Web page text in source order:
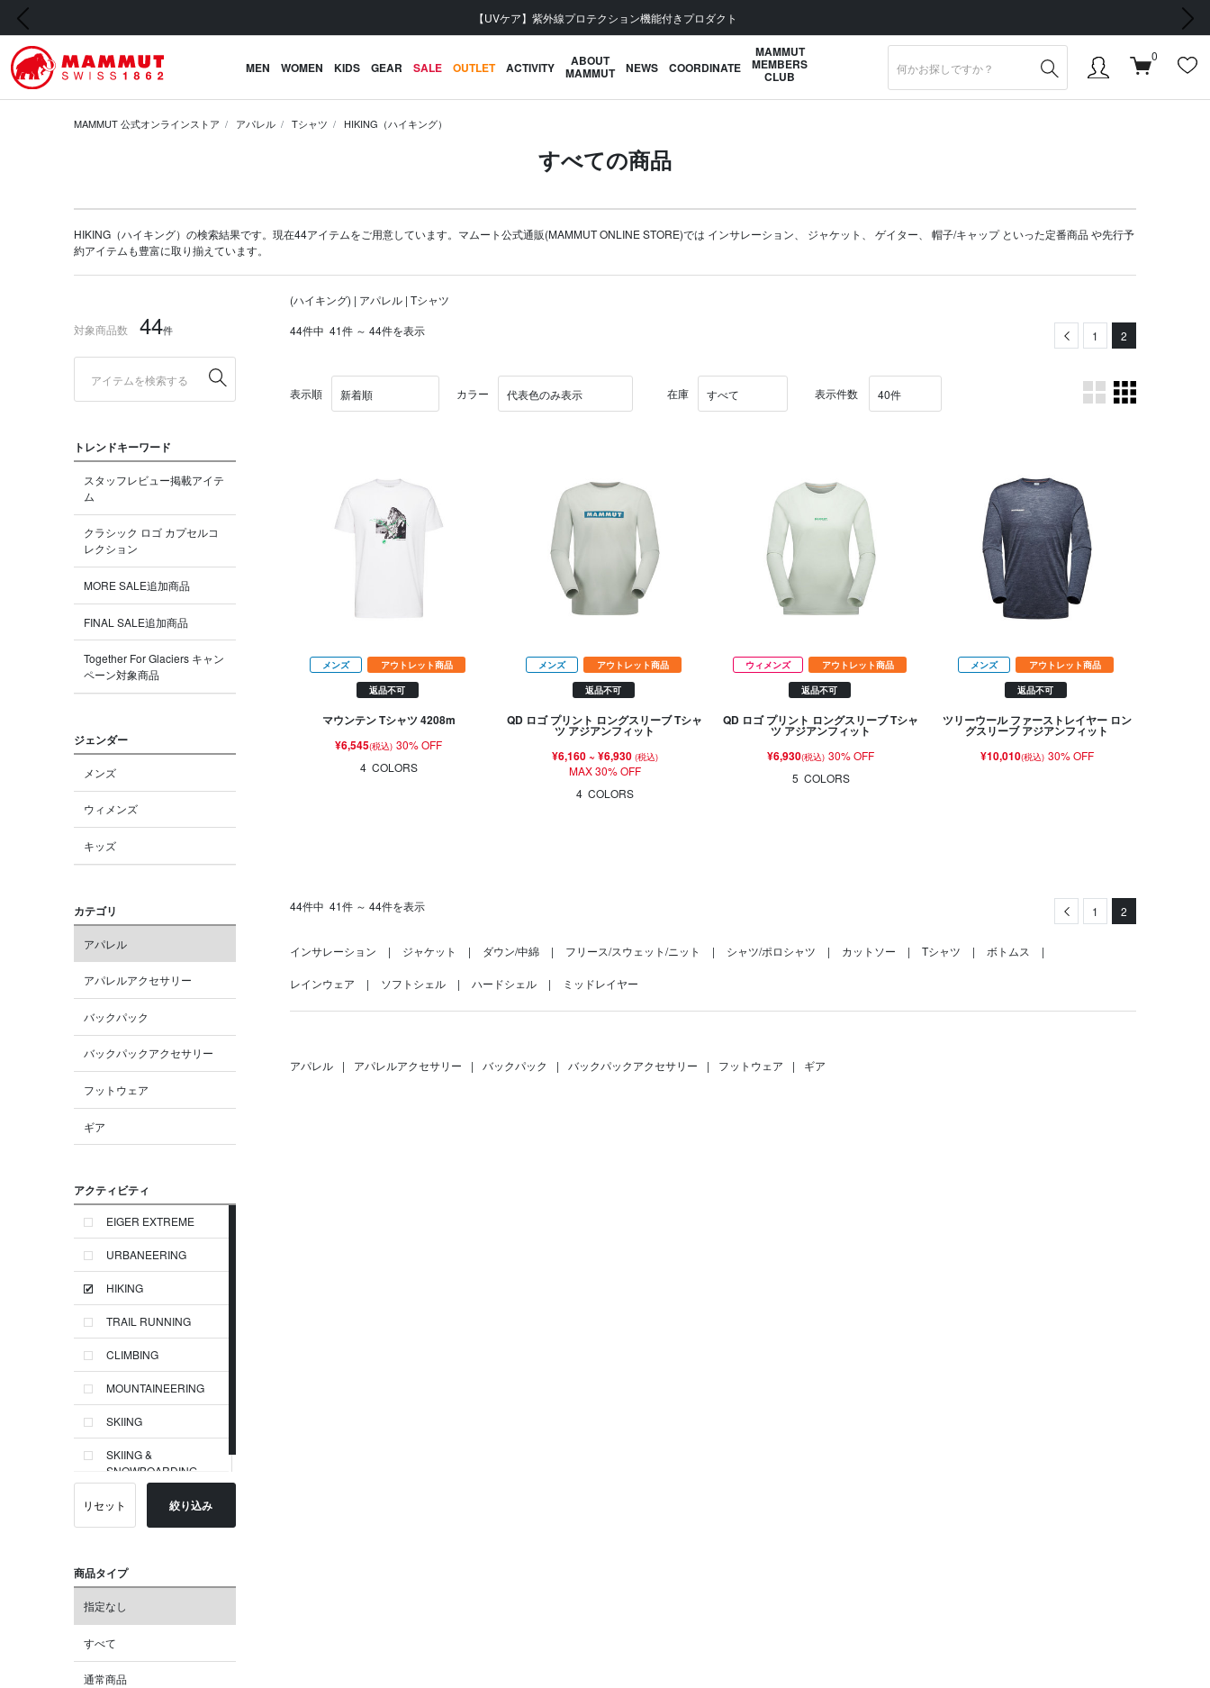
【UVケア】紫外線プロテクション機能付きプロダクト
前の画像 次の画像
MEN WOMEN KIDS GEAR SALE OUTLET ACTIVITY ABOUT
MAMMUT NEWS COORDINATE
MAMMUT
MEMBERS
CLUB
0
MAMMUT 公式オンラインストア アパレル Tシャツ HIKING（ハイキング）
すべての商品
HIKING（ハイキング）の検索結果です。現在44アイテムをご用意しています。マムート公式通販(MAMMUT ONLINE STORE)では インサレーション ジャケット ゲイター 帽子/キャップといった定番商品 や先行予
約アイテムも豊富に取り揃えています。
対象商品数 44件
トレンドキーワード
スタッフレビュー掲載アイテ
ム
クラシック ロゴ カプセルコ
レクション
MORE SALE追加商品
FINAL SALE追加商品
Together For Glaciers キャン
ペーン対象商品
ジェンダー
メンズ
ウィメンズ
キッズ
カテゴリ
アパレル
アパレルアクセサリー
バックパック
バックパックアクセサリー
フットウェア
ギア
アクティビティ
EIGER EXTREME
URBANEERING
HIKING
TRAIL RUNNING
CLIMBING
MOUNTAINEERING
SKIING
SKIING &
SNOWBOARDING
リセット 絞り込み
商品タイプ
指定なし
すべて
通常商品
(ハイキング) | アパレル | Tシャツ
44件中 41件 ～ 44件を表示 Previous
1 2
表示順 カラー 在庫 表示件数
メンズ アウトレット商品
返品不可
マウンテン Tシャツ 4208m
¥6,545(税込) 30% OFF
4 COLORS
メンズ アウトレット商品
返品不可
QD ロゴ プリント ロングスリーブ Tシャ
ツ アジアンフィット
¥6,160~ ¥6,930 (税込)
MAX 30% OFF
4 COLORS
ウィメンズ アウトレット商品
返品不可
QD ロゴ プリント ロングスリーブ Tシャ
ツ アジアンフィット
¥6,930(税込) 30% OFF
5 COLORS
メンズ アウトレット商品
返品不可
ツリーウール ファーストレイヤー ロン
グスリーブ アジアンフィット
¥10,010(税込) 30% OFF
44件中 41件 ～ 44件を表示 Previous
1 2
インサレーション ジャケット ダウン/中綿 フリース/スウェット/ニット シャツ/ポロシャツ カットソー Tシャツ ボトムス
レインウェア ソフトシェル ハードシェル ミッドレイヤー
アパレル | アパレルアクセサリー | バックパック | バックパックアクセサリー | フットウェア | ギア